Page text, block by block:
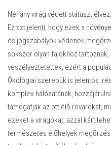
Néhány virág védett státuszt
Ez azt jelenti, hogy ezek a
és jogszabályok védenek
sokszor olyan fajokhoz tartoznak,
veszélyeztetettek, ezért a
Ökológiai szerepük is jelentős:
komplex hálózatának,
támogatják az ott élő rovarokat,
ezeket a virágokat, azzal kárt
természetes élőhelyek